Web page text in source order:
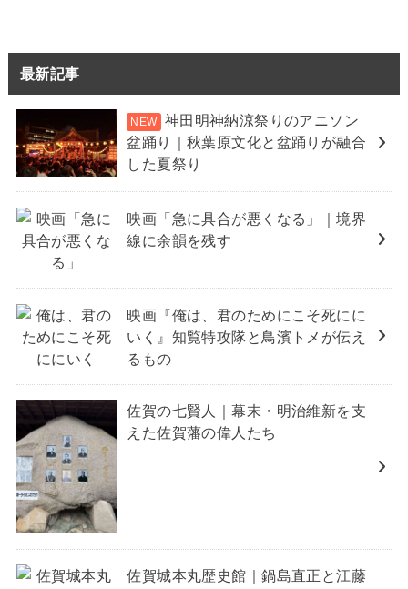
最新記事
神田明神納涼祭りのアニソン
盆踊り｜秋葉原文化と盆踊りが融合
した夏祭り
映画「急に具合が悪くなる」｜境界
線に余韻を残す
映画『俺は、君のためにこそ死にに
いく』知覧特攻隊と鳥濱トメが伝え
るもの
佐賀の七賢人｜幕末・明治維新を支
えた佐賀藩の偉人たち
佐賀城本丸歴史館｜鍋島直正と江藤